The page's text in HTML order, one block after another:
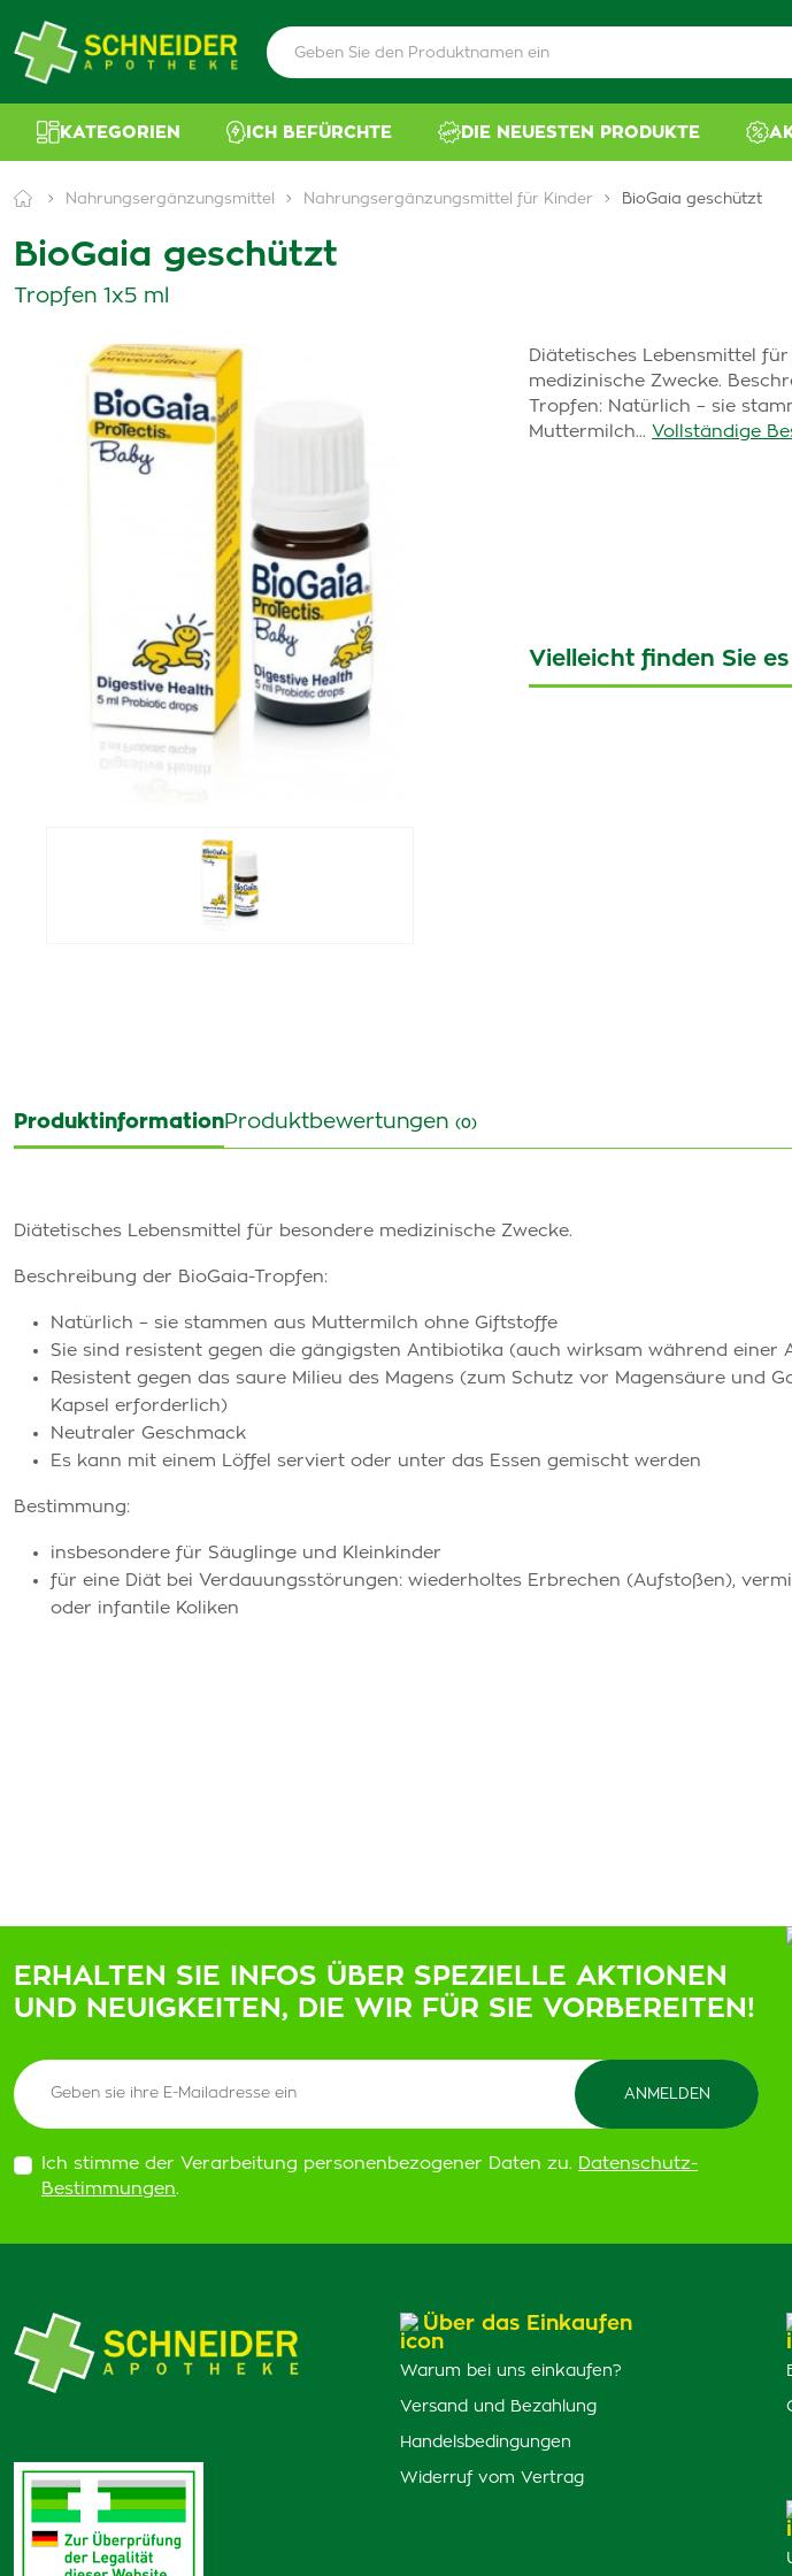
KATEGORIEN ICH BEFÜRCHTE DIE NEUESTEN PRODUKTE
Nahrungsergänzungsmittel Nahrungsergänzungsmittel für Kinder BioGaia geschützt
BioGaia geschützt
Tropfen 1x5 ml
Diätetisches Lebensmittel
medizinische Zwecke.
Tropfen: Natürlich – sie
Muttermilch... Vollständige
Vielleicht finden Sie
ProduktinformationProduktbewertungen (0)
Diätetisches Lebensmittel für besondere medizinische Zwecke.
Beschreibung der BioGaia-Tropfen:
Natürlich – sie stammen aus Muttermilch ohne Giftstoffe
Sie sind resistent gegen die gängigsten Antibiotika (auch wirksam während einer
Resistent gegen das saure Milieu des Magens (zum Schutz vor Magensäure und
Kapsel erforderlich)
Neutraler Geschmack
Es kann mit einem Löffel serviert oder unter das Essen gemischt werden
Bestimmung:
insbesondere für Säuglinge und Kleinkinder
für eine Diät bei Verdauungsstörungen: wiederholtes Erbrechen (Aufstoßen),
oder infantile Koliken
ERHALTEN SIE INFOS ÜBER SPEZIELLE AKTIONEN
UND NEUIGKEITEN, DIE WIR FÜR SIE VORBEREITEN!
Ich stimme der Verarbeitung personenbezogener Daten zu. Datenschutz-
Bestimmungen.
Über das Einkaufen
Warum bei uns einkaufen?
Versand und Bezahlung
Handelsbedingungen
Widerruf vom Vertrag